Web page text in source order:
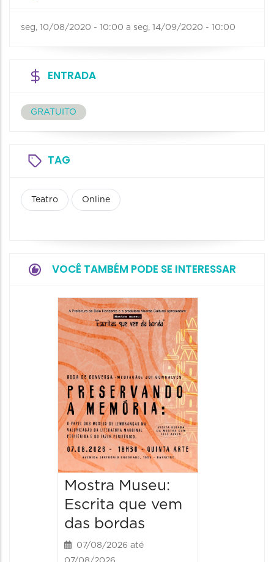
seg, 10/08/2020 - 10:00 a seg, 14/09/2020 - 10:00
ENTRADA
GRATUITO
TAG
Teatro Online
VOCÊ TAMBÉM PODE SE INTERESSAR
Mostra Museu:
Escrita que vem
das bordas
07/08/2026 até